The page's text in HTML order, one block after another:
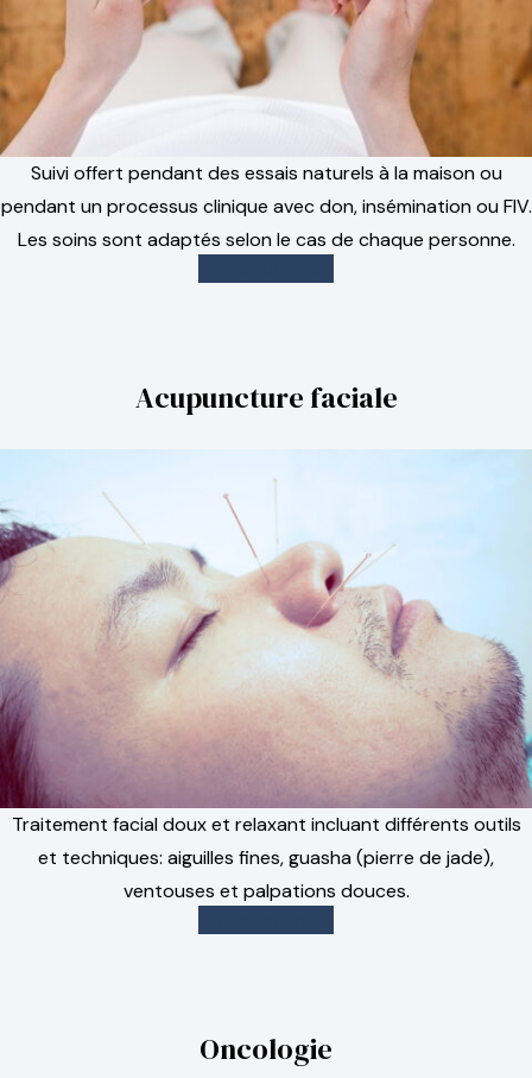
Suivi offert pendant des essais naturels à la maison ou
pendant un processus clinique avec don, insémination ou FIV.
Les soins sont adaptés selon le cas de chaque personne.
Acupuncture faciale
Traitement facial doux et relaxant incluant différents outils
et techniques: aiguilles fines, guasha (pierre de jade),
ventouses et palpations douces.
Oncologie